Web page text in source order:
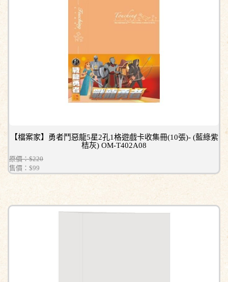
【檔案家】勇者鬥惡龍5星2孔1格遊戲卡收集冊(10張)- (藍綠紫
桔灰) OM-T402A08
原價：$220
售價： $99